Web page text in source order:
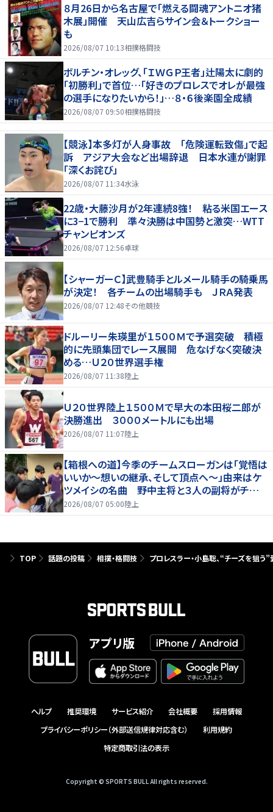
８月26日から名古屋で「燃える闘魂アントニオ猪
木展」開催 天山広吉らサイン会＆トークショー
も
2026/08/07 10:13相撲格闘技
ボルチン・オレッグ、「ＩＷＧＰ王者」辻陽太に劇的
「初勝利」で首位…「好きのプロレスでオレが最強
の選手になりたいから！」…８・６後楽園全成績
2026/08/07 09:50相撲格闘技
【競泳】本多灯が人身事故 「危険運転致傷」で起
訴 アジア大会など出場辞退 日本水連が謝罪
「深くお詫び」
2026/08/07 11:34水泳
22歳・大藤沙月が2年連続8強！ 粘る米国エース
に3−1で勝利 準々決勝は中国勢と激突…WTT
チャンピオンズ
2026/08/07 12:56卓球
【シャーガーＣ】武豊騎手とルメール騎手の騎乗馬
が決定！ 各チームの出場騎手も ＪＲＡ発表
2026/08/07 12:48その他競技
ドルーリー朱瑛里が１５００Ｍで予選突破 積極
的に先頭集団でレース展開 危なげなく突破決
める…Ｕ２０世界選手権
2026/08/07 11:38陸上
Ｕ２０世界陸上１５００Ｍで早大の本田桜二郎が
決勝進出 ３０００メートルにも出場
2026/08/07 11:07陸上
【箱根への道】今季のチームスローガンは「覚悟は
いいか～想いの継承、そして頂点へ～」由来はケ
ツメイシの名曲 野中主将と３人の副将がチーム
を引っ張る…夏合宿特集第１弾、国学院大
2026/08/07 05:00陸上
TOP 話題の投稿 相撲・格闘技 プロレスラー・小島聡、“チーズを狙う”
アプリ版
ヘルプ 推奨環境 サービス紹介 会社概要
採用情報
プライバシーポリシー（外部送信規律対応含む）
利用規約
特定商取引法の表示
Copyright © SPORTS BULL All rights reserved.